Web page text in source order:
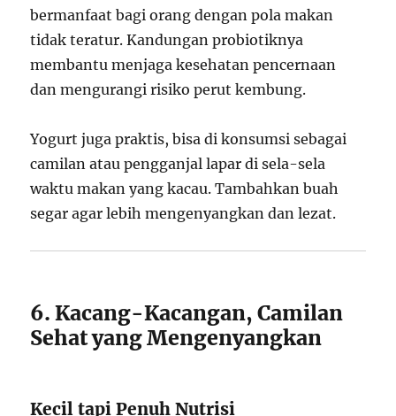
bermanfaat bagi orang dengan pola makan
tidak teratur. Kandungan probiotiknya
membantu menjaga kesehatan pencernaan
dan mengurangi risiko perut kembung.
Yogurt juga praktis, bisa di konsumsi sebagai
camilan atau pengganjal lapar di sela-sela
waktu makan yang kacau. Tambahkan buah
segar agar lebih mengenyangkan dan lezat.
6. Kacang-Kacangan, Camilan
Sehat yang Mengenyangkan
Kecil tapi Penuh Nutrisi